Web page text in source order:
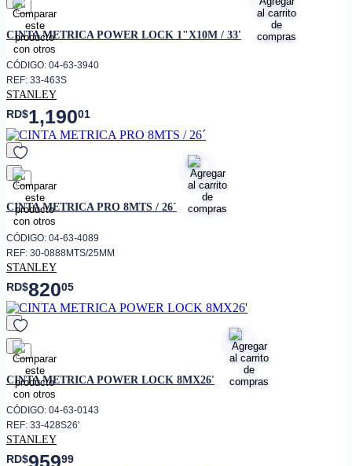
favorito
CINTA METRICA POWER LOCK 1"X10M / 33'
CÓDIGO: 04-63-3940
REF: 33-463S
STANLEY
RD$1,19001
favorito
CINTA METRICA PRO 8MTS / 26´
CÓDIGO: 04-63-4089
REF: 30-0888MTS/25MM
STANLEY
RD$82005
favorito
CINTA METRICA POWER LOCK 8MX26'
CÓDIGO: 04-63-0143
REF: 33-428S26'
STANLEY
RD$95999